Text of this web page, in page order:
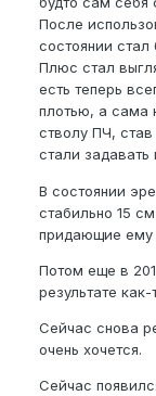
После
состоянии стал
Плюс стал
есть теперь
плотью, а сама
стволу ПЧ,
стали
В состоянии
стабильно 15
придающие ему
Потом еще в
результате
Сейчас снова
очень хочется.
Сейчас